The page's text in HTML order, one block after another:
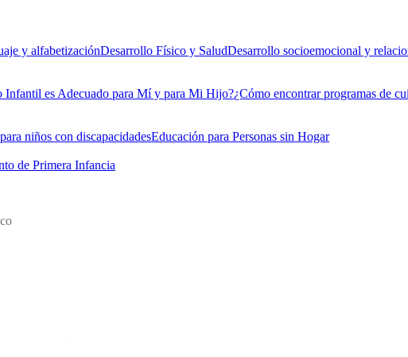
y alfabetizaciónDesarrollo Físico y SaludDesarrollo socioemocional y
Infantil es Adecuado para Mí y para Mi Hijo?¿Cómo encontrar programas de
niños con discapacidadesEducación para Personas sin Hogar
de Primera Infancia